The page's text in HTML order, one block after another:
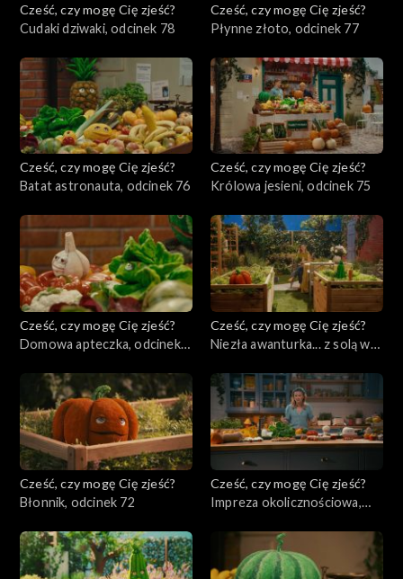
Cześć, czy mogę Cię zjeść?
Cudaki dziwaki, odcinek 78
Cześć, czy mogę Cię zjeść?
Płynne złoto, odcinek 77
Cześć, czy mogę Cię zjeść?
Batat astronauta, odcinek 76
Cześć, czy mogę Cię zjeść?
Królowa jesieni, odcinek 75
Cześć, czy mogę Cię zjeść?
Domowa apteczka, odcinek
Cześć, czy mogę Cię zjeść?
Niezła awanturka... z solą w
Cześć, czy mogę Cię zjeść?
Błonnik, odcinek 72
Cześć, czy mogę Cię zjeść?
Impreza okolicznościowa,